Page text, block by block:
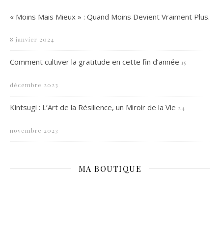
« Moins Mais Mieux » : Quand Moins Devient Vraiment Plus.
8 janvier 2024
Comment cultiver la gratitude en cette fin d’année 15
décembre 2023
Kintsugi : L’Art de la Résilience, un Miroir de la Vie 24
novembre 2023
MA BOUTIQUE